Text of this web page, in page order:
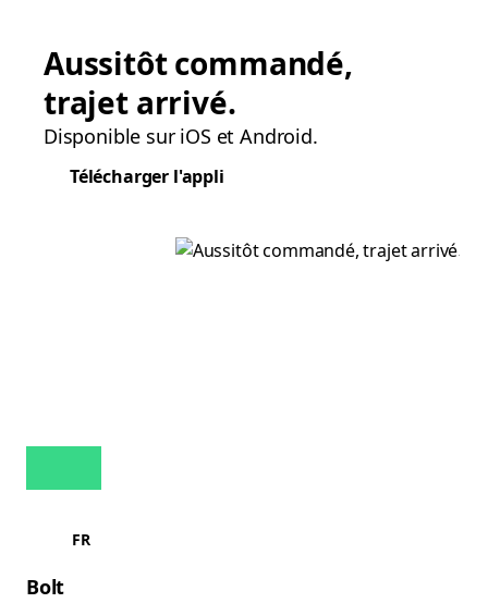
Aussitôt commandé,
trajet arrivé.
Disponible sur iOS et Android.
Télécharger l'appli
FR
Bolt